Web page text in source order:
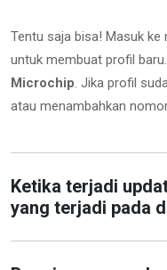
Tentu saja bisa! Masuk ke
untuk membuat profil
Microchip. Jika profil
atau menambahkan
Ketika terjadi
yang terjadi pada